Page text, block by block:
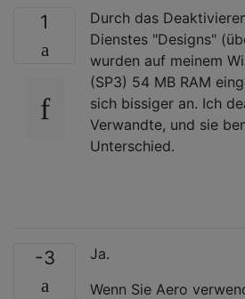
1
Durch das
Dienstes "Designs"
wurden auf meinem
(SP3) 54 MB RAM
sich bissiger an. Ich
Verwandte, und sie
Unterschied.
-3
Ja.
Wenn Sie Aero